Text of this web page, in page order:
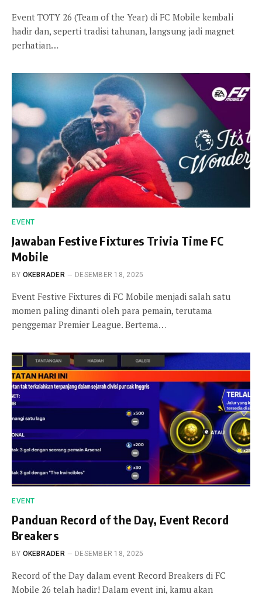
Event TOTY 26 (Team of the Year) di FC Mobile kembali
hadir dan, seperti tradisi tahunan, langsung jadi magnet
perhatian…
EVENT
Jawaban Festive Fixtures Trivia Time FC
Mobile
BY OKEBRADER DESEMBER 18, 2025
Event Festive Fixtures di FC Mobile menjadi salah satu
momen paling dinanti oleh para pemain, terutama
penggemar Premier League. Bertema…
EVENT
Panduan Record of the Day, Event Record
Breakers
BY OKEBRADER DESEMBER 18, 2025
Record of the Day dalam event Record Breakers di FC
Mobile 26 telah hadir! Dalam event ini, kamu akan